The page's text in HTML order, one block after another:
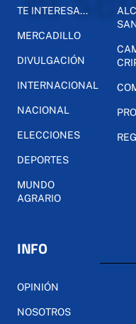
TE INTERESA...
MERCADILLO
DIVULGACIÓN
INTERNACIONAL
NACIONAL
ELECCIONES
DEPORTES
MUNDO
AGRARIO
INFO
OPINIÓN
NOSOTROS